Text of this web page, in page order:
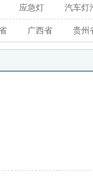
应急灯 汽车灯
广西省 贵州